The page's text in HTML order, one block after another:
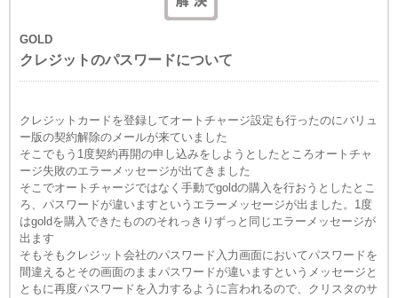
GOLD
クレジットのパスワードについて
クレジットカードを登録してオートチャージ設定も行ったのにバリュ
ー版の契約解除のメールが来ていました
そこでもう1度契約再開の申し込みをしようとしたところオートチャ
ージ失敗のエラーメッセージが出てきました
そこでオートチャージではなく手動でgoldの購入を行おうとしたとこ
ろ、パスワードが違いますというエラーメッセージが出ました。1度
はgoldを購入できたもののそれっきりずっと同じエラーメッセージが
出ます
そもそもクレジット会社のパスワード入力画面においてパスワードを
間違えるとその画面のままパスワードが違いますというメッセージと
ともに再度パスワードを入力するように言われるので、クリスタのサ